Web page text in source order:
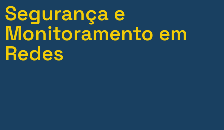
Segurança e
Monitoramento em
Redes